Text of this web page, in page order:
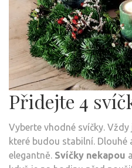
Přidejte 4
Vyberte vhodné svíčky.
které budou stabilní. Dlouhé
elegantně. Svíčky nekapou a